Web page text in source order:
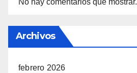
Archivos
febrero 2026